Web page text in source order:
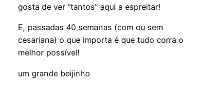
gosta de ver “tantos” aqui a espreitar!
E, passadas 40 semanas (com ou sem
cesariana) o que importa é que tudo corra o
melhor possível!
um grande beijinho